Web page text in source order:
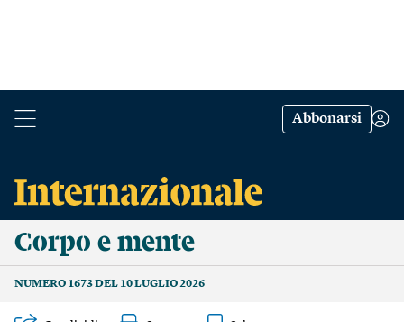
Abbonarsi
Corpo e mente
NUMERO 1673 DEL 10 LUGLIO 2026